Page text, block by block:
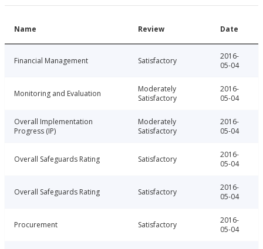
Name Review Date
Financial Management Satisfactory
2016-
05-04
Monitoring and Evaluation
Moderately
Satisfactory
2016-
05-04
Overall Implementation
Progress (IP)
Moderately
Satisfactory
2016-
05-04
Overall Safeguards Rating Satisfactory
2016-
05-04
Overall Safeguards Rating Satisfactory
2016-
05-04
Procurement Satisfactory
2016-
05-04